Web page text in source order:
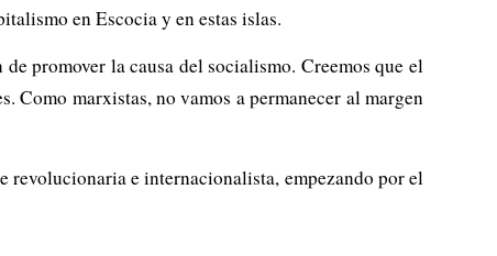
en Escocia y en estas islas.
promover la causa del socialismo. Creemos que el
Como marxistas, no vamos a permanecer al margen
revolucionaria e internacionalista, empezando por el